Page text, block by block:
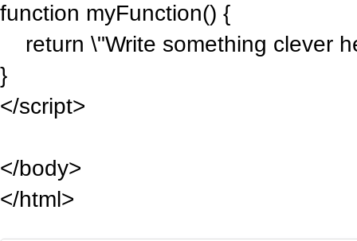
function myFunction() {
return \"Write something clever
}
</script>
</body>
</html>